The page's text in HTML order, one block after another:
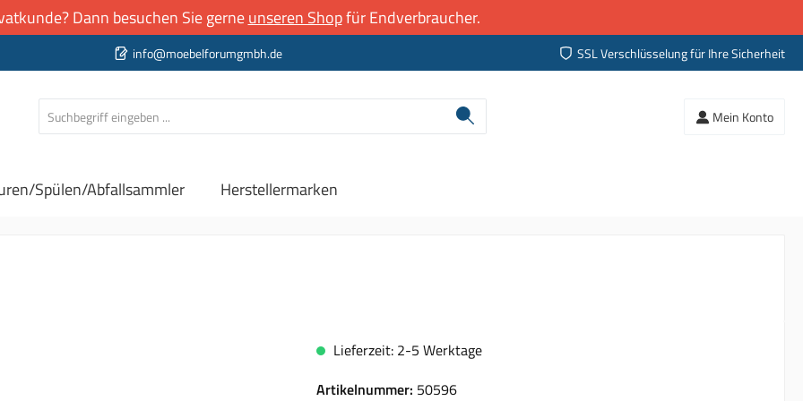
Dann besuchen Sie gerneunseren Shopfür Endverbraucher.
info@moebelforumgmbh.de SSL Verschlüsselung für Ihre Sicherheit
Mein Konto
Spülen/Abfallsammler Herstellermarken
Lieferzeit: 2-5 Werktage
Artikelnummer: 50596